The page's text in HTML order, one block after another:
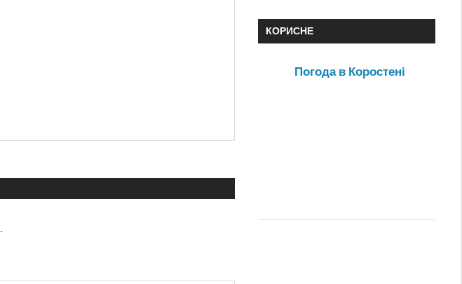
КОРИСНЕ
Погода в Коростені